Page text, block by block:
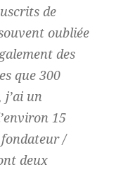
de
oubliée
des
que 300
j’ai un
15
/
deux